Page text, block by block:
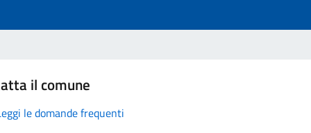
il comune
le domande frequenti